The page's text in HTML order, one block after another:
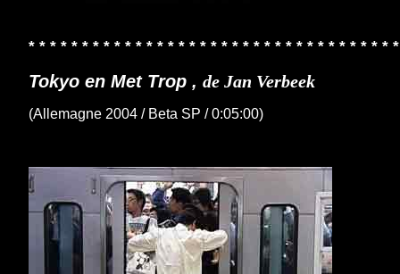
* * * * * * * * * * * * * * * * * * * * * * * * * * * * * * * * * *
Tokyo en Met Trop , de Jan Verbeek
(Allemagne 2004 / Beta SP / 0:05:00)